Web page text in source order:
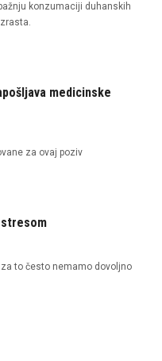
konzumaciji duhanskih
medicinske
za ovaj poziv
stresom
to često nemamo dovoljno